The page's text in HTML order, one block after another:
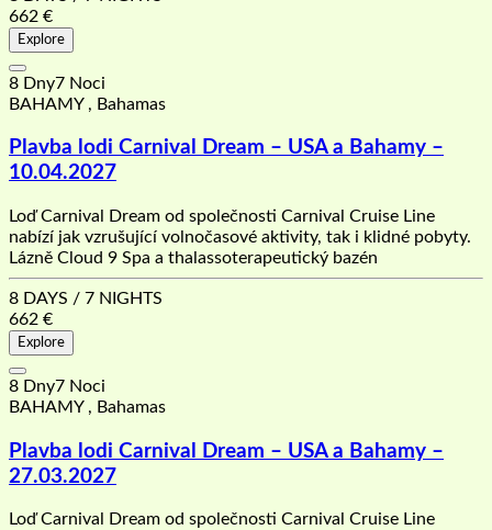
662 €
Explore
8 Dny7 Noci
BAHAMY , Bahamas
Plavba lodi Carnival Dream – USA a Bahamy –
10.04.2027
Loď Carnival Dream od společnosti Carnival Cruise Line
nabízí jak vzrušující volnočasové aktivity, tak i klidné pobyty.
Lázně Cloud 9 Spa a thalassoterapeutický bazén
8 DAYS / 7 NIGHTS
662 €
Explore
8 Dny7 Noci
BAHAMY , Bahamas
Plavba lodi Carnival Dream – USA a Bahamy –
27.03.2027
Loď Carnival Dream od společnosti Carnival Cruise Line